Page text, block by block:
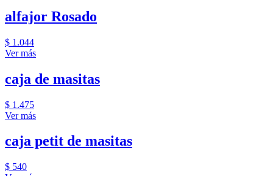
alfajor Rosado
$ 1.044
Ver más
caja de masitas
$ 1.475
Ver más
caja petit de masitas
$ 540